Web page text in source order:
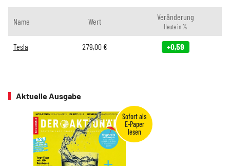
Name Wert Veränderung
Heute in %
Tesla 279,00 € +0,59
Aktuelle Ausgabe